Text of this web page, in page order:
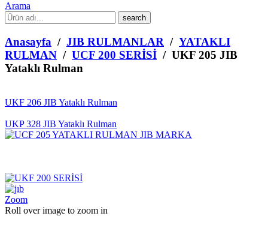
Arama
What
are
you
looking
for?
Anasayfa / JIB RULMANLAR / YATAKLI
RULMAN / UCF 200 SERİSİ / UKF 205 JIB
Yataklı Rulman
UKF 206 JIB Yataklı Rulman
UKP 328 JIB Yataklı Rulman
Zoom
Roll over image to zoom in